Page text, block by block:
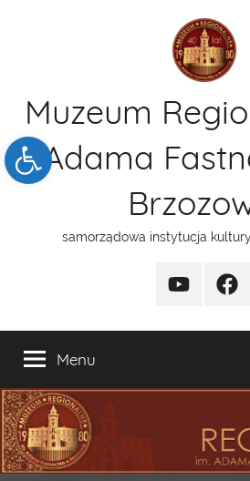
Open toolbar
Muzeum
Adama
samorządowa instytucja
kanal
Menu